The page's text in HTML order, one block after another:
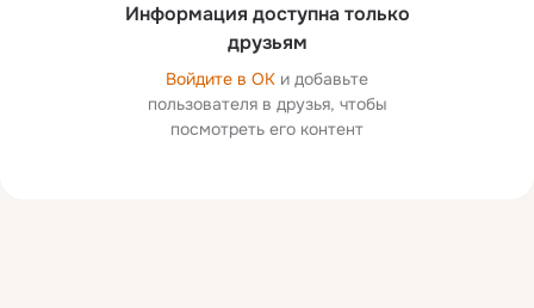
Информация доступна только
друзьям
Войдите в ОК и добавьте
пользователя в друзья, чтобы
посмотреть его контент